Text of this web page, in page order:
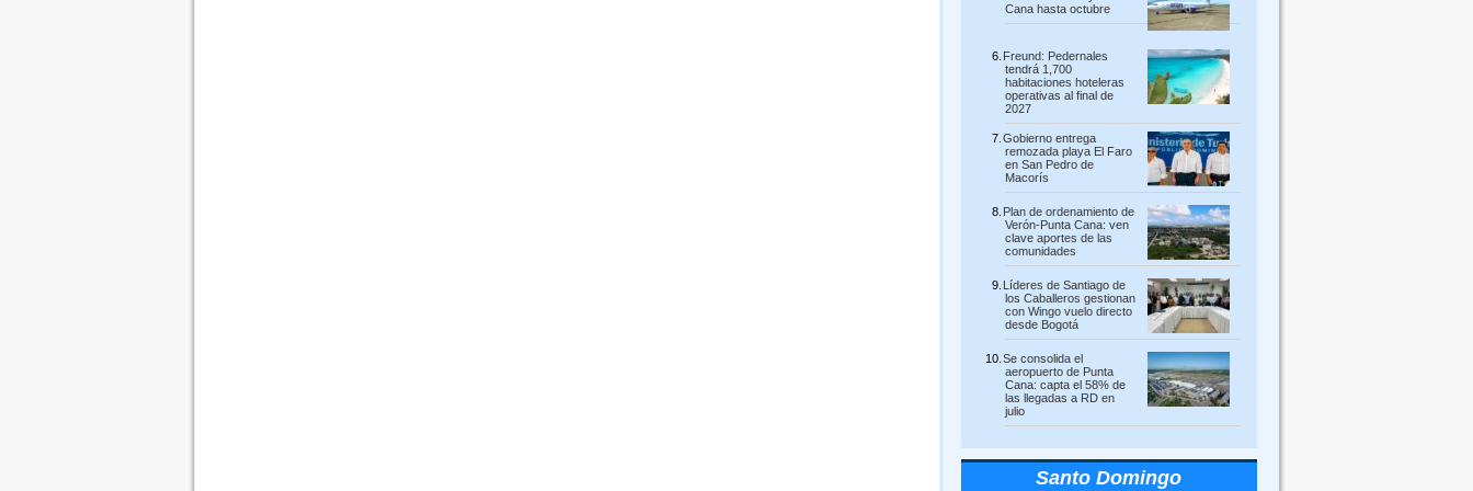
Cana hasta octubre
Freund: Pedernales
tendrá 1,700
habitaciones hoteleras
operativas al final de
2027
Gobierno entrega
remozada playa El Faro
en San Pedro de
Macorís
Plan de ordenamiento de
Verón-Punta Cana: ven
clave aportes de las
comunidades
Líderes de Santiago de
los Caballeros gestionan
con Wingo vuelo directo
desde Bogotá
Se consolida el
aeropuerto de Punta
Cana: capta el 58% de
las llegadas a RD en
julio
Santo Domingo